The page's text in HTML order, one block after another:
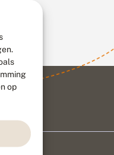
op